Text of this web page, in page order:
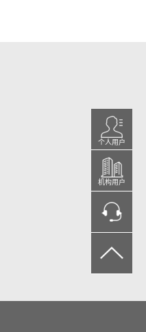
个人用户
机构用户